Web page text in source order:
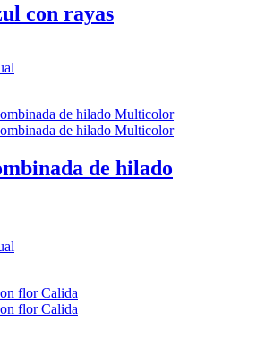
con rayas
de hilado